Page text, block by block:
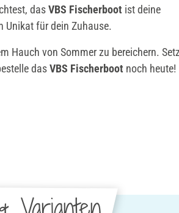
dasVBS Fischerboot ist deine
Unikat für dein Zuhause.
Hauch von Sommer zu bereichern.
dasVBS Fischerboot noch heute!